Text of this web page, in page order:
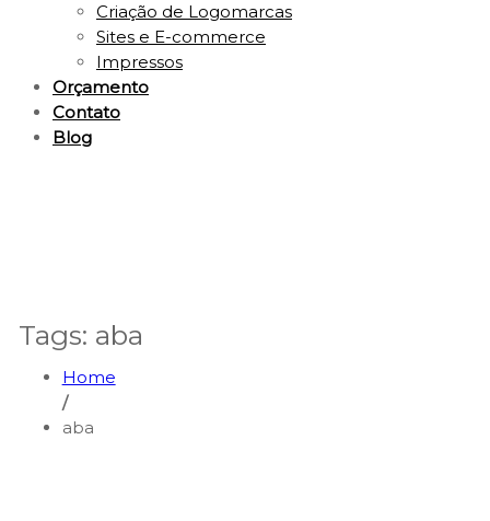
Criação de Logomarcas
Sites e E-commerce
Impressos
Orçamento
Contato
Blog
Tags: aba
Home
/
aba